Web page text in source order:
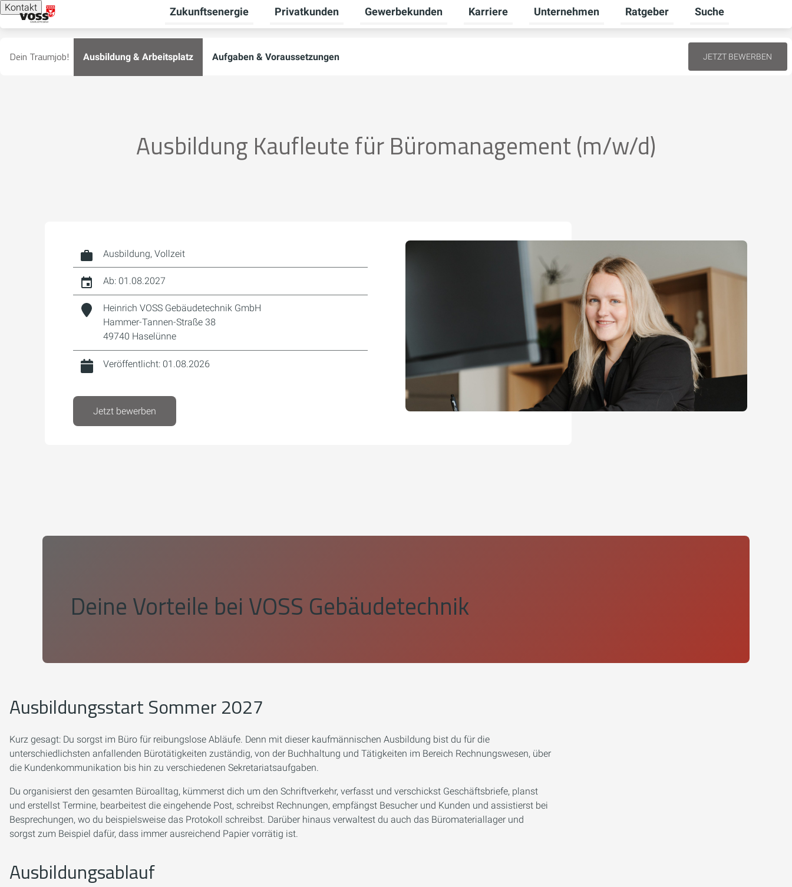
Kontakt Zukunftsenergie
Untermenü für Zukunftsenergie umschalten
Privatkunden
Untermenü für Privatkunden umschalten
Gewerbekunden
Untermenü für Gewerbekunden umschalten
Karriere
Untermenü für Karriere umschalten
Unternehmen
Untermenü für Unternehmen
Ratgeber
Untermenü für
Suche
Dein Traumjob! Ausbildung & Arbeitsplatz Aufgaben & Voraussetzungen JETZT BEWERBEN
Ausbildung Kaufleute für Büromanagement (m/w/d)
Ausbildung, Vollzeit
Ab: 01.08.2027
Heinrich VOSS Gebäudetechnik GmbH
Hammer-Tannen-Straße 38
49740 Haselünne
Veröffentlicht: 01.08.2026
Jetzt bewerben
Deine Vorteile bei VOSS Gebäudetechnik
Ausbildungsstart Sommer 2027
Kurz gesagt: Du sorgst im Büro für reibungslose Abläufe. Denn mit dieser kaufmännischen Ausbildung bist du für die
unterschiedlichsten anfallenden Bürotätigkeiten zuständig, von der Buchhaltung und Tätigkeiten im Bereich Rechnungswesen, über
die Kundenkommunikation bis hin zu verschiedenen Sekretariatsaufgaben.
Du organisierst den gesamten Büroalltag, kümmerst dich um den Schriftverkehr, verfasst und verschickst Geschäftsbriefe, planst
und erstellst Termine, bearbeitest die eingehende Post, schreibst Rechnungen, empfängst Besucher und Kunden und assistierst bei
Besprechungen, wo du beispielsweise das Protokoll schreibst. Darüber hinaus verwaltest du auch das Büromateriallager und
sorgst zum Beispiel dafür, dass immer ausreichend Papier vorrätig ist.
Ausbildungsablauf